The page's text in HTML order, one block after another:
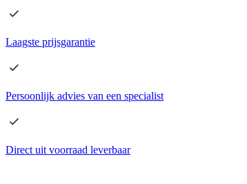
Laagste prijsgarantie
Persoonlijk advies van een specialist
Direct uit voorraad leverbaar